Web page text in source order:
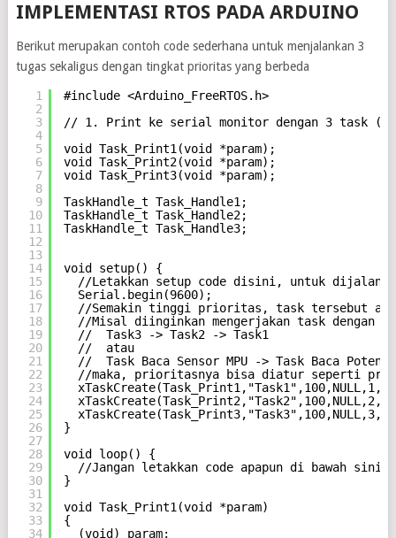
IMPLEMENTASI RTOS PADA ARDUINO
Berikut merupakan contoh code sederhana untuk menjalankan 3
tugas sekaligus dengan tingkat prioritas yang berbeda
1
2
3
4
5
6
7
8
9
10
11
12
13
14
15
16
17
18
19
20
21
22
23
24
25
26
27
28
29
30
31
32
33
34
#include <Arduino_FreeRTOS.h>
// 1. Print ke serial monitor dengan 3 task
void Task_Print1(void *param);
void Task_Print2(void *param);
void Task_Print3(void *param);
TaskHandle_t Task_Handle1;
TaskHandle_t Task_Handle2;
TaskHandle_t Task_Handle3;
void setup() {
//Letakkan setup code disini, untuk
Serial.begin(9600);
//Semakin tinggi prioritas, task tersebut
//Misal diinginkan mengerjakan task dengan
//  Task3 -> Task2 -> Task1
//  atau
//  Task Baca Sensor MPU -> Task Baca
//maka, prioritasnya bisa diatur seperti
}
void loop() {
//Jangan letakkan code apapun di bawah sini
}
void Task_Print1(void *param)
{
(void) param;